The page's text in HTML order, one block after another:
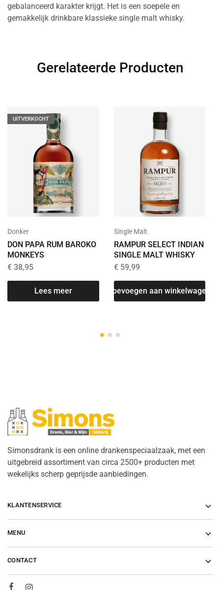
gebalanceerd karakter krijgt. Het is een soepele en
gemakkelijk drinkbare klassieke single malt whisky.
Gerelateerde Producten
UITVERKOCHT
Donker
DON PAPA RUM BAROKO
MONKEYS
€ 38,95
Lees meer
Single Malt
RAMPUR SELECT INDIAN
SINGLE MALT WHISKY
€59,99
Toevoegen aan winkelwagen
Simonsdrank is een online drankenspeciaalzaak, met een
uitgebreid assortiment van circa 2500+ producten met
wekelijks scherp geprijsde aanbiedingen.
KLANTENSERVICE
MENU
CONTACT